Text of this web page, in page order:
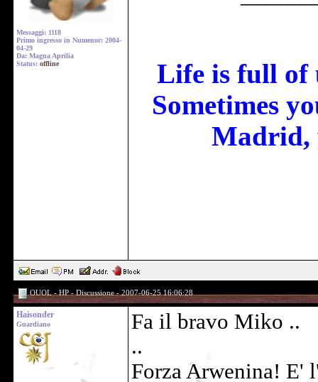
Messaggi: 1118
Primo ingresso in Numenor: 2004-
04-29
Da: Magna Aprilia
Status: offline
Life is full of
Sometimes
Madrid,
OUOL - HP - Discussione - 2007-06-25 16:06:28
Haisonder
Guardiano
Fa il bravo Miko ..
..
Forza Arwenina! E'